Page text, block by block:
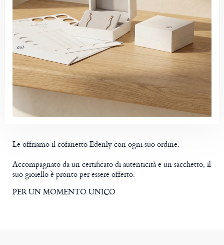
Le offriamo il cofanetto Edenly con ogni suo ordine.
Accompagnato da un certificato di autenticità e un sacchetto, il
suo gioiello è pronto per essere offerto.
PER UN MOMENTO UNICO